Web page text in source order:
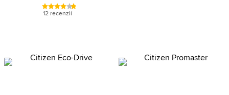
12 recenzií